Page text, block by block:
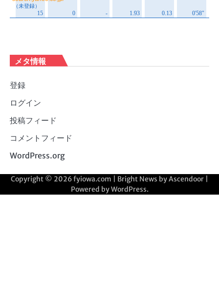
メタ情報
登録
ログイン
投稿フィード
コメントフィード
WordPress.org
Copyright © 2026fyiowa.com | Bright News byAscendoor
Powered byWordPress.